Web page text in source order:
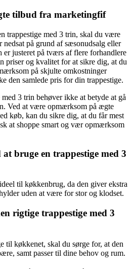
tilbud fra marketingfif
trappestige med 3 trin, skal du være
på grund af sæsonudsalg eller
er justeret på tværs af flere forhandlere
priser og kvalitet for at sikre dig, at du
på skjulte omkostninger
den samlede pris for din trappestige.
3 trin behøver ikke at betyde at gå
Ved at være opmærksom på ægte
køb, kan du sikre dig, at du får mest
at shoppe smart og vær opmærksom
bruge en trappestige med 3
til køkkenbrug, da den giver ekstra
uden at være for stor og klodset.
rigtige trappestige med 3
til køkkenet, skal du sørge for, at den
samt passer til dine behov og rum.